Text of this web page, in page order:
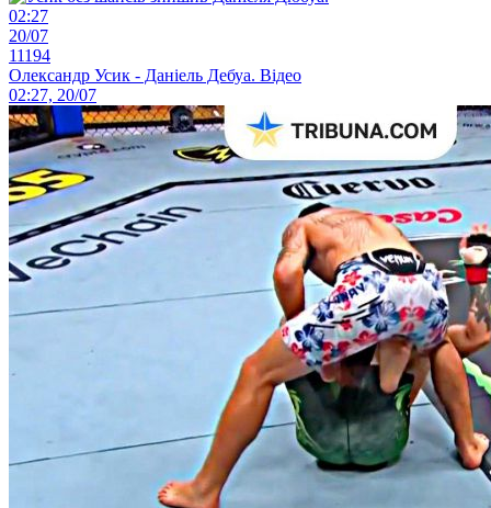
02:27
20/07
11194
Олександр Усик - Даніель Дебуа. Відео
02:27, 20/07